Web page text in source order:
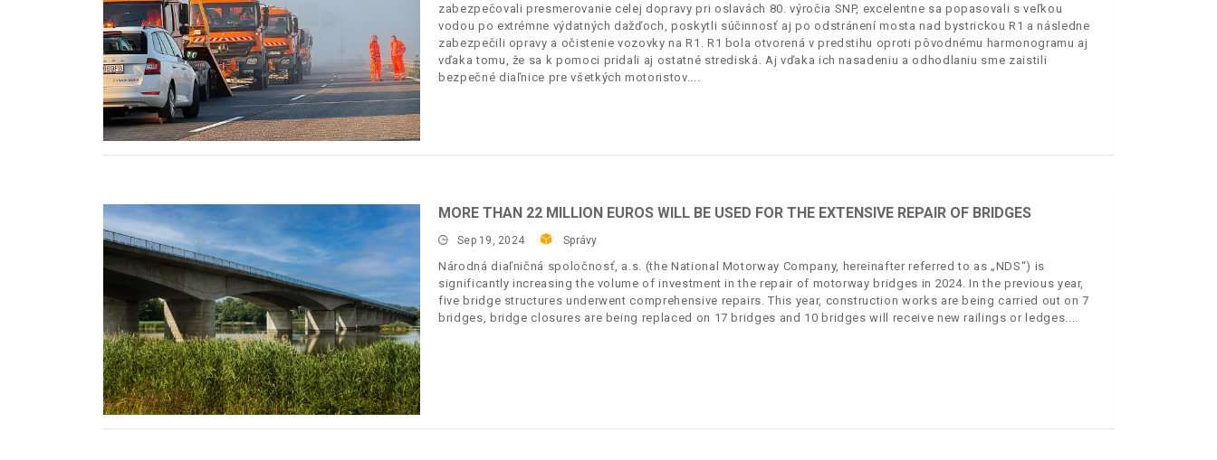
zabezpečovali presmerovanie celej dopravy pri oslavách 80. výročia SNP, excelentne sa popasovali s veľkou
vodou po extrémne výdatných dažďoch, poskytli súčinnosť aj po odstránení mosta nad bystrickou R1 a následne
zabezpečili opravy a očistenie vozovky na R1. R1 bola otvorená v predstihu oproti pôvodnému harmonogramu aj
vďaka tomu, že sa k pomoci pridali aj ostatné strediská. Aj vďaka ich nasadeniu a odhodlaniu sme zaistili
bezpečné diaľnice pre všetkých motoristov.
MORE THAN 22 MILLION EUROS WILL BE USED FOR THE EXTENSIVE REPAIR OF BRIDGES
Sep 19, 2024 Správy
Národná diaľničná spoločnosť, a.s. (the National Motorway Company, hereinafter referred to as „NDS“) is
significantly increasing the volume of investment in the repair of motorway bridges in 2024. In the previous year,
five bridge structures underwent comprehensive repairs. This year, construction works are being carried out on 7
bridges, bridge closures are being replaced on 17 bridges and 10 bridges will receive new railings or ledges.